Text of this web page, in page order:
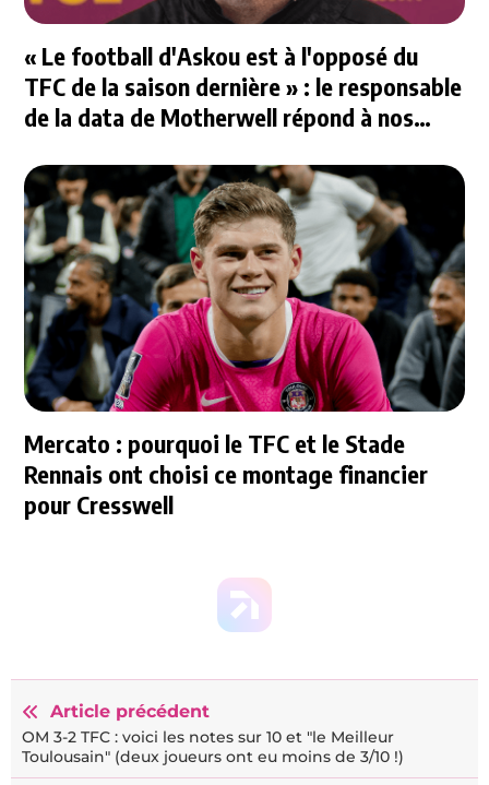
« Le football d'Askou est à l'opposé du
TFC de la saison dernière » : le responsable
de la data de Motherwell répond à nos
Mercato : pourquoi le TFC et le Stade
Rennais ont choisi ce montage financier
pour Cresswell
Article précédent
OM 3-2 TFC : voici les notes sur 10 et "le Meilleur
Toulousain" (deux joueurs ont eu moins de 3/10 !)